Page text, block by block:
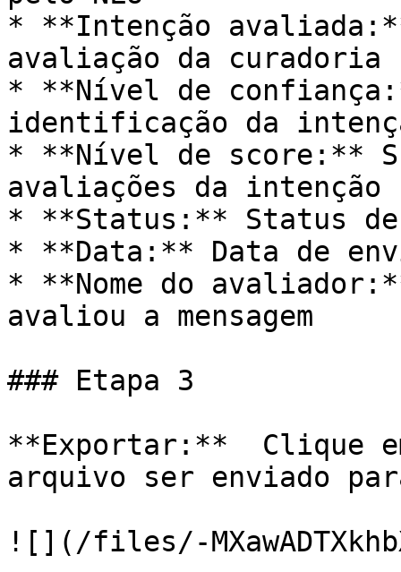
* **Intenção
avaliação da curadoria
* **Nível de
identificação da
* **Nível de score:**
avaliações da intenção
* **Status:** Status de
* **Data:** Data de
* **Nome do
avaliou a mensagem
### Etapa 3
**Exportar:**  Clique
arquivo ser enviado
![](/files/-